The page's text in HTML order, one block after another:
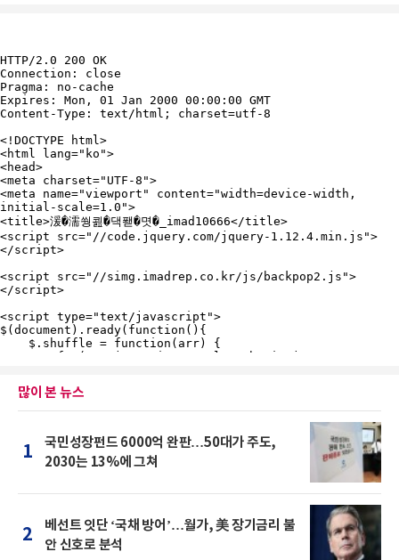
많이 본 뉴스
1
국민성장펀드 6000억 완판…50대가 주도,
2030는 13%에 그쳐
2
베선트 잇단 ‘국채 방어’…월가, 美 장기금리 불
안 신호로 분석